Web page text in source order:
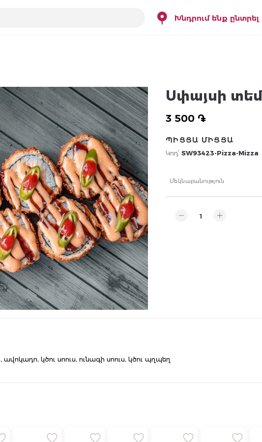
Խնդրում ենք
Սփայսի
3 500 ֏
ՊԻՑՑԱ ՄԻՑՑԱ
Կոդ՝ SW93423-Pizza-Mizza
Մեկնաբանություն
կծու սոուս, ունագի սոուս, կծու պղպեղ